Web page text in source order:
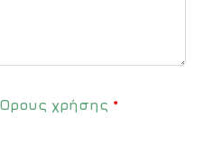
χρήσης *